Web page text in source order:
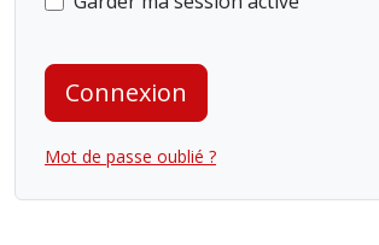
Connexion
Mot de passe oublié ?